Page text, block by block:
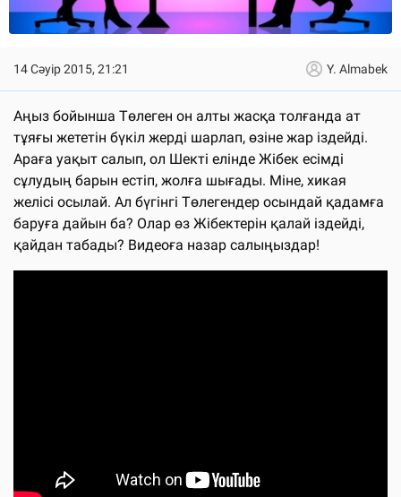
14 Сәуір 2015, 21:21 Y. Almabek
Аңыз бойынша Төлеген он алты жасқа толғанда ат
тұяғы жететін бүкіл жерді шарлап, өзіне жар іздейді.
Араға уақыт салып, ол Шекті елінде Жібек есімді
сұлудың барын естіп, жолға шығады. Міне, хикая
желісі осылай. Ал бүгінгі Төлегендер осындай қадамға
баруға дайын ба? Олар өз Жібектерін қалай іздейді,
қайдан табады? Видеоға назар салыңыздар!